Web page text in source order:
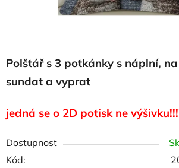
Polštář s 3 potkánky s náplní,
sundat a vyprat
jedná se o 2D potisk ne
Dostupnost
Kód: